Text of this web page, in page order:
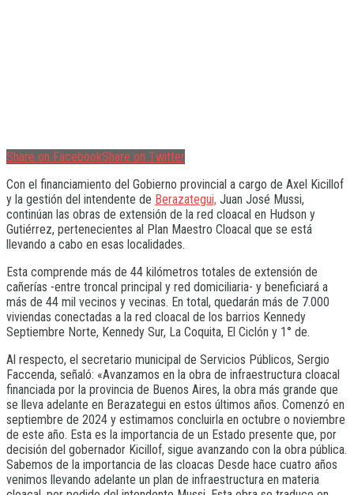
Share on FacebookShare on Twitter
Con el financiamiento del Gobierno provincial a cargo de Axel Kicillof
y la gestión del intendente de Berazategui, Juan José Mussi,
continúan las obras de extensión de la red cloacal en Hudson y
Gutiérrez, pertenecientes al Plan Maestro Cloacal que se está
llevando a cabo en esas localidades.
Esta comprende más de 44 kilómetros totales de extensión de
cañerías -entre troncal principal y red domiciliaria- y beneficiará a
más de 44 mil vecinos y vecinas. En total, quedarán más de 7.000
viviendas conectadas a la red cloacal de los barrios Kennedy
Septiembre Norte, Kennedy Sur, La Coquita, El Ciclón y 1° de.
Al respecto, el secretario municipal de Servicios Públicos, Sergio
Faccenda, señaló: «Avanzamos en la obra de infraestructura cloacal
financiada por la provincia de Buenos Aires, la obra más grande que
se lleva adelante en Berazategui en estos últimos años. Comenzó en
septiembre de 2024 y estimamos concluirla en octubre o noviembre
de este año. Esta es la importancia de un Estado presente que, por
decisión del gobernador Kicillof, sigue avanzando con la obra pública.
Sabemos de la importancia de las cloacas Desde hace cuatro años
venimos llevando adelante un plan de infraestructura en materia